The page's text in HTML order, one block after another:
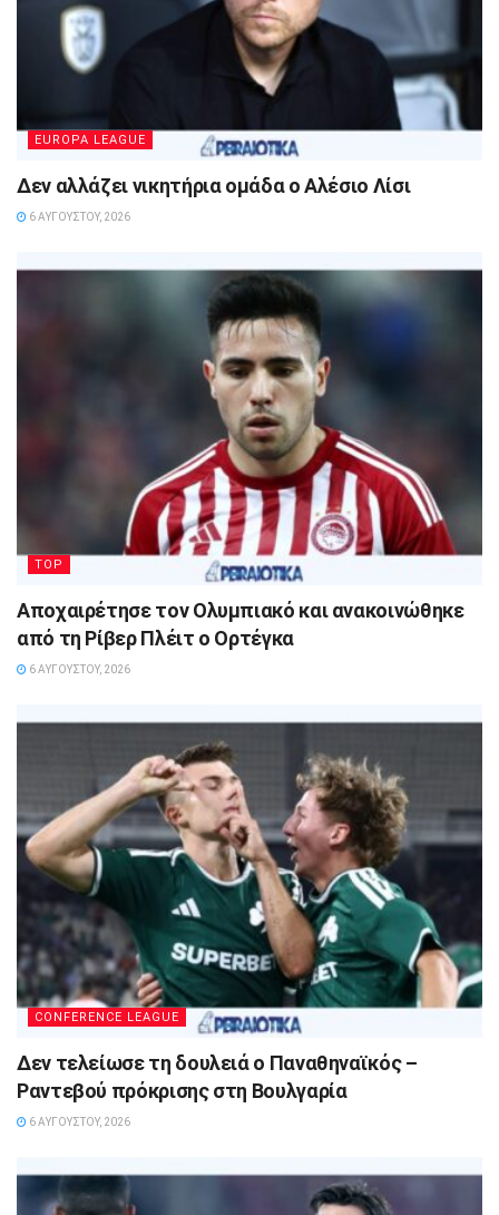
EUROPA LEAGUE
Δεν αλλάζει νικητήρια ομάδα ο Αλέσιο Λίσι
6 ΑΥΓΟΎΣΤΟΥ, 2026
TOP
Αποχαιρέτησε τον Ολυμπιακό και ανακοινώθηκε
από τη Ρίβερ Πλέιτ ο Ορτέγκα
6 ΑΥΓΟΎΣΤΟΥ, 2026
CONFERENCE LEAGUE
Δεν τελείωσε τη δουλειά ο Παναθηναϊκός –
Ραντεβού πρόκρισης στη Βουλγαρία
6 ΑΥΓΟΎΣΤΟΥ, 2026